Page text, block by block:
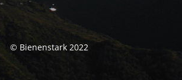
© Bienenstark 2022